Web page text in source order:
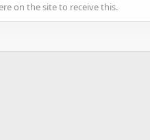
on the site to receive this.